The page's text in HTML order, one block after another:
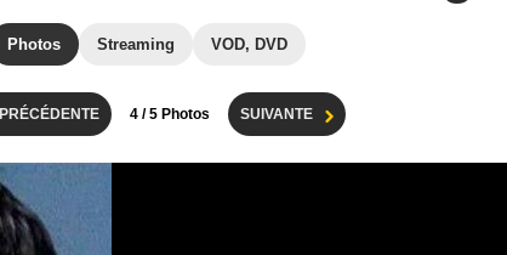
Photos Streaming VOD, DVD
PRÉCÉDENTE 4 / 5 Photos SUIVANTE